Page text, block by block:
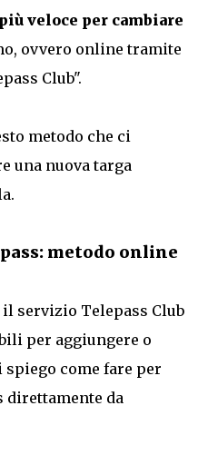
veloce per cambiare
ovvero online tramite
Club".
metodo che ci
una nuova targa
metodo online
servizio Telepass Club
per aggiungere o
spiego come fare per
direttamente da